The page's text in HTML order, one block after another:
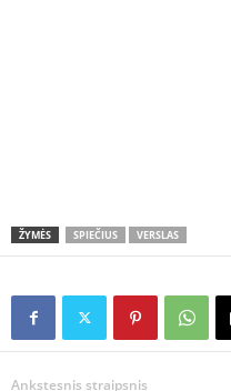
ŽYMĖS SPIEČIUS VERSLAS
Ankstesnis straipsnis